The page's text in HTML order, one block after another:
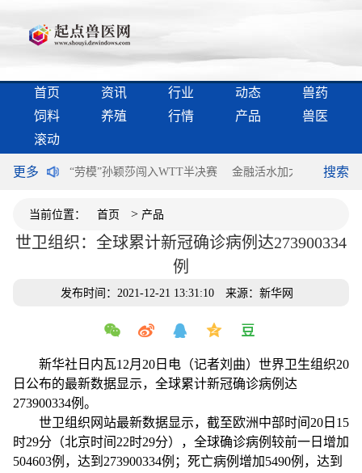
首页 资讯 行业 动态
兽药
饲料
养殖 行情 产品
兽医
滚动
更多
动更精彩 “劳模”孙颖莎闯入WTT半决赛 金融活水加大服务稳外贸
搜索
当前位置： 首页 > 产品
世卫组织：全球累计新冠确诊病例达273900334
例
发布时间：2021-12-21 13:31:10 来源：新华网
新华社日内瓦12月20日电（记者刘曲）世界卫生组织20
日公布的最新数据显示，全球累计新冠确诊病例达
273900334例。
世卫组织网站最新数据显示，截至欧洲中部时间20日15
时29分（北京时间22时29分），全球确诊病例较前一日增加
504603例，达到273900334例；死亡病例增加5490例，达到